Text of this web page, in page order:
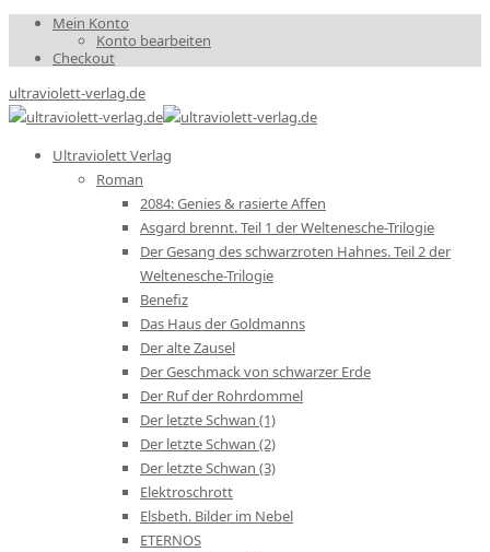
Mein Konto
Konto bearbeiten
Checkout
ultraviolett-verlag.de
Ultraviolett Verlag
Roman
2084: Genies & rasierte Affen
Asgard brennt. Teil 1 der Weltenesche-Trilogie
Der Gesang des schwarzroten Hahnes. Teil 2 der
Weltenesche-Trilogie
Benefiz
Das Haus der Goldmanns
Der alte Zausel
Der Geschmack von schwarzer Erde
Der Ruf der Rohrdommel
Der letzte Schwan (1)
Der letzte Schwan (2)
Der letzte Schwan (3)
Elektroschrott
Elsbeth. Bilder im Nebel
ETERNOS